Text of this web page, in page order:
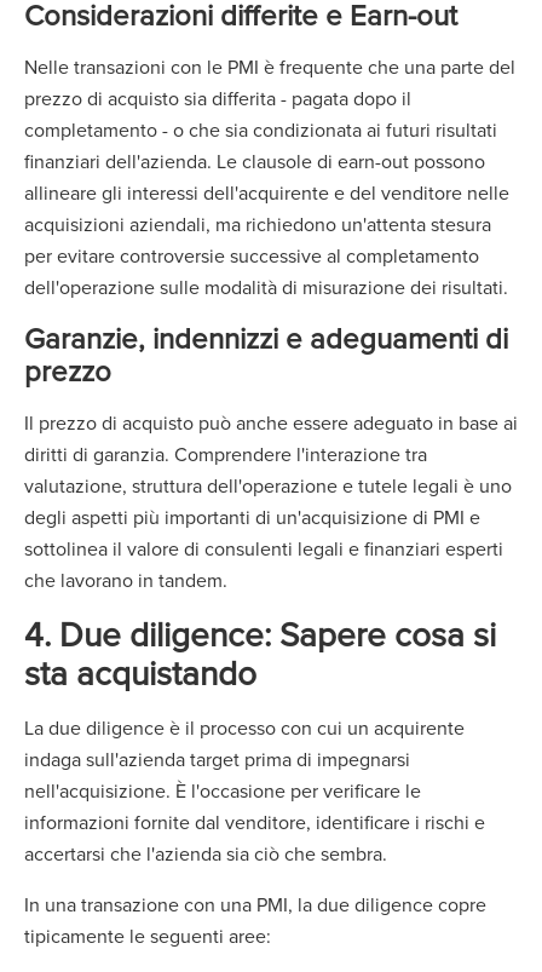
Considerazioni differite e Earn-out
Nelle transazioni con le PMI è frequente che una parte del
prezzo di acquisto sia differita - pagata dopo il
completamento - o che sia condizionata ai futuri risultati
finanziari dell'azienda. Le clausole di earn-out possono
allineare gli interessi dell'acquirente e del venditore nelle
acquisizioni aziendali, ma richiedono un'attenta stesura
per evitare controversie successive al completamento
dell'operazione sulle modalità di misurazione dei risultati.
Garanzie, indennizzi e adeguamenti di
prezzo
Il prezzo di acquisto può anche essere adeguato in base ai
diritti di garanzia. Comprendere l'interazione tra
valutazione, struttura dell'operazione e tutele legali è uno
degli aspetti più importanti di un'acquisizione di PMI e
sottolinea il valore di consulenti legali e finanziari esperti
che lavorano in tandem.
4. Due diligence: Sapere cosa si
sta acquistando
La due diligence è il processo con cui un acquirente
indaga sull'azienda target prima di impegnarsi
nell'acquisizione. È l'occasione per verificare le
informazioni fornite dal venditore, identificare i rischi e
accertarsi che l'azienda sia ciò che sembra.
In una transazione con una PMI, la due diligence copre
tipicamente le seguenti aree: